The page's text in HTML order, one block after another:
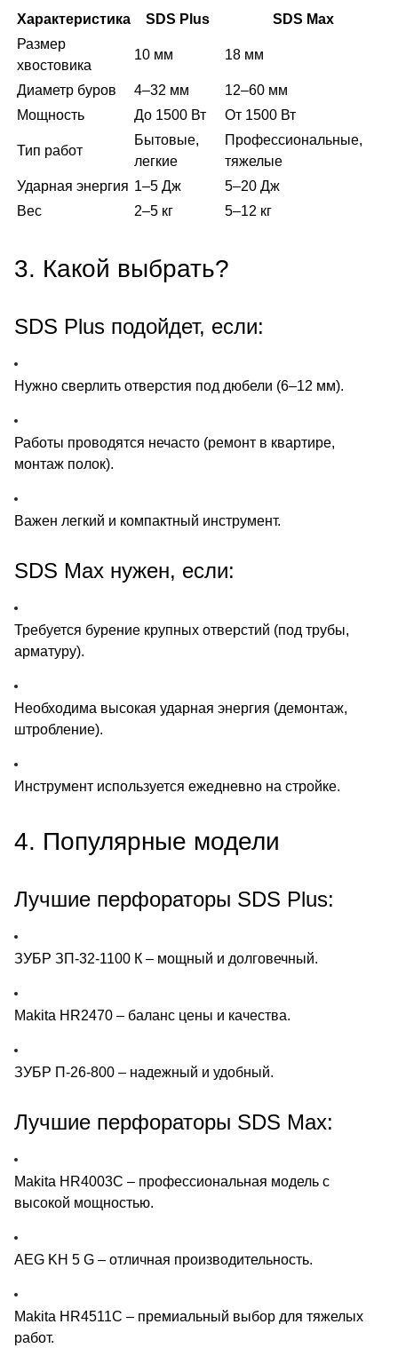
Характеристика SDS Plus
SDS Max
Размер
хвостовика
10 мм 18 мм
Диаметр буров 4–32 мм
12–60 мм
Мощность
До 1500 Вт От 1500 Вт
Тип работ
Бытовые,
легкие
Профессиональные,
тяжелые
Ударная энергия 1–5 Дж
5–20 Дж
Вес
2–5 кг 5–12 кг
3. Какой выбрать?
SDS Plus подойдет, если:
Нужно сверлить отверстия под дюбели (6–12 мм).
Работы проводятся нечасто (ремонт в квартире,
монтаж полок).
Важен легкий и компактный инструмент.
SDS Max нужен, если:
Требуется бурение крупных отверстий (под трубы,
арматуру).
Необходима высокая ударная энергия (демонтаж,
штробление).
Инструмент используется ежедневно на стройке.
4. Популярные модели
Лучшие перфораторы SDS Plus:
ЗУБР ЗП-32-1100 К – мощный и долговечный.
Makita HR2470 – баланс цены и качества.
ЗУБР П-26-800 – надежный и удобный.
Лучшие перфораторы SDS Max:
Makita HR4003C – профессиональная модель с
высокой мощностью.
AEG KH 5 G – отличная производительность.
Makita HR4511C – премиальный выбор для тяжелых
работ.